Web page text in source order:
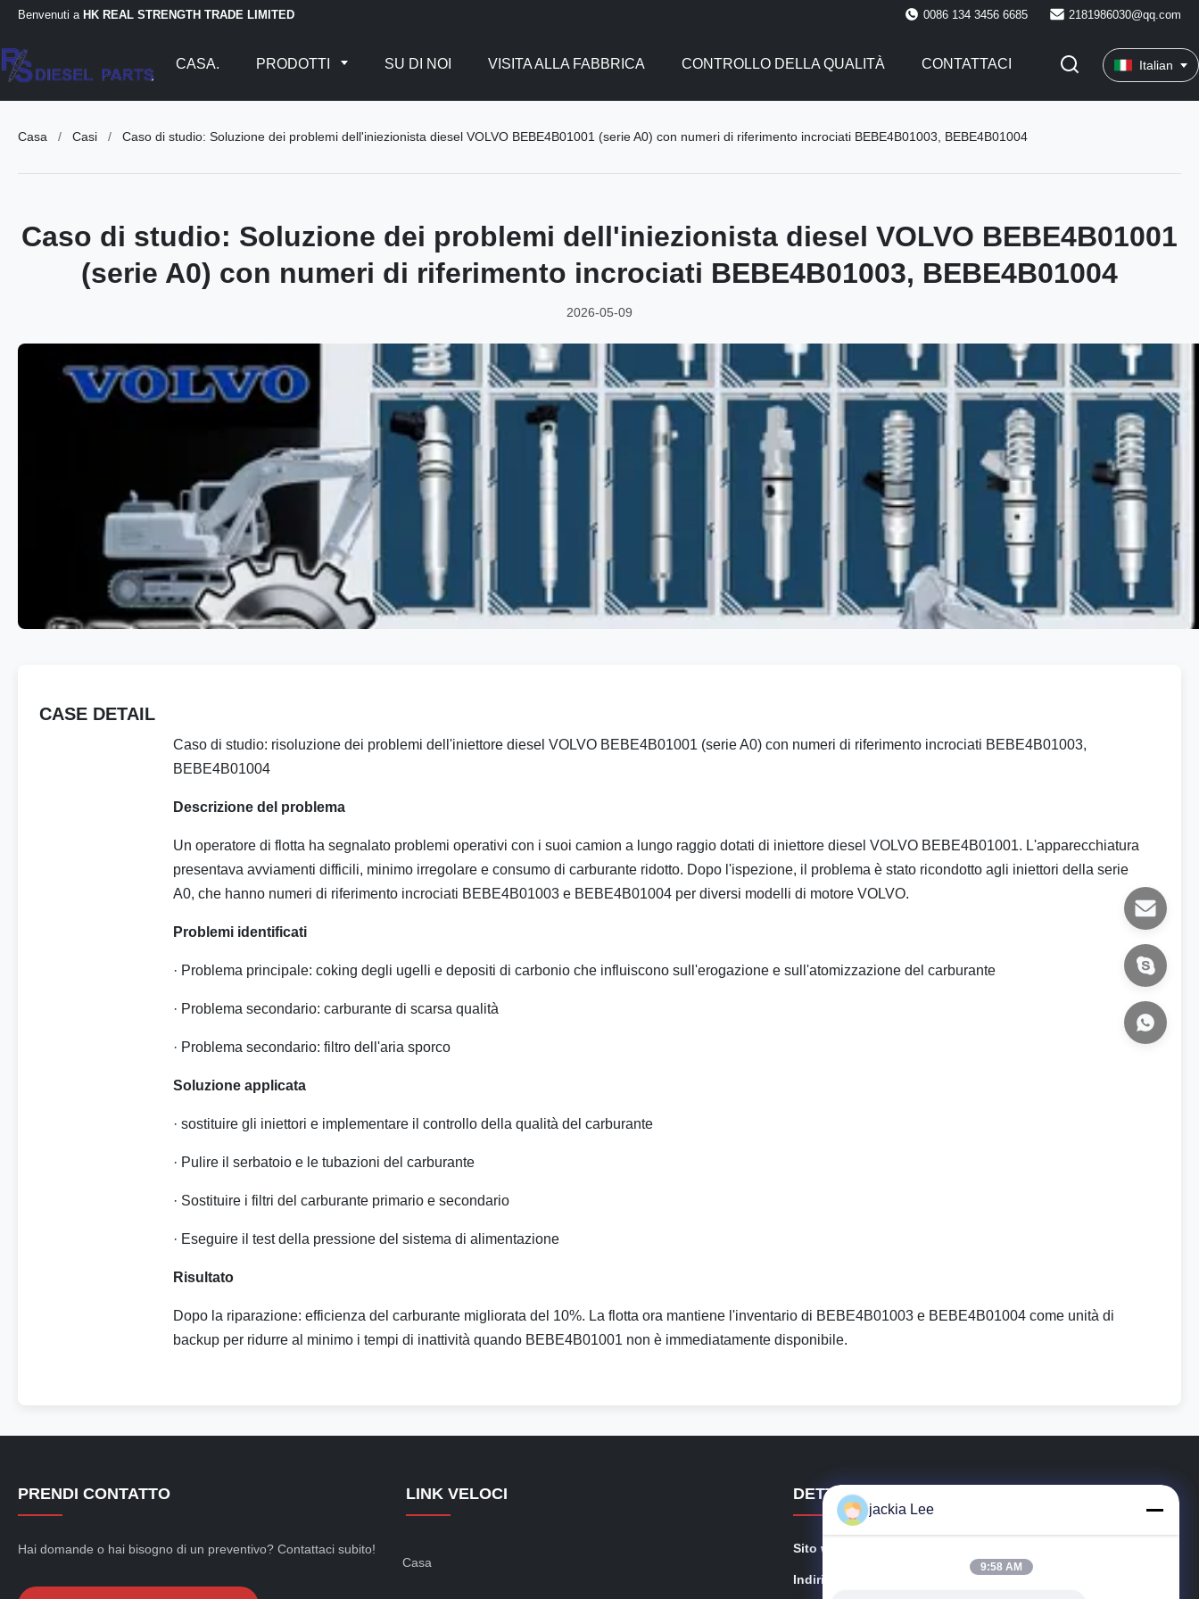
Benvenuti a HK REAL STRENGTH TRADE LIMITED 0086 134 3456 6685 2181986030@qq.com
CASA. PRODOTTI SU DI NOI VISITA ALLA FABBRICA CONTROLLO DELLA QUALITÀ CONTATTACI Italian
Casa / Casi / Caso di studio: Soluzione dei problemi dell'iniezionista diesel VOLVO BEBE4B01001 (serie A0) con numeri di riferimento incrociati BEBE4B01003, BEBE4B01004
Caso di studio: Soluzione dei problemi dell'iniezionista diesel VOLVO BEBE4B01001
(serie A0) con numeri di riferimento incrociati BEBE4B01003, BEBE4B01004
2026-05-09
CASE DETAIL
Caso di studio: risoluzione dei problemi dell'iniettore diesel VOLVO BEBE4B01001 (serie A0) con numeri di riferimento incrociati BEBE4B01003,
BEBE4B01004
Descrizione del problema
Un operatore di flotta ha segnalato problemi operativi con i suoi camion a lungo raggio dotati di iniettore diesel VOLVO BEBE4B01001. L'apparecchiatura
presentava avviamenti difficili, minimo irregolare e consumo di carburante ridotto. Dopo l'ispezione, il problema è stato ricondotto agli iniettori della serie
A0, che hanno numeri di riferimento incrociati BEBE4B01003 e BEBE4B01004 per diversi modelli di motore VOLVO.
Problemi identificati
· Problema principale: coking degli ugelli e depositi di carbonio che influiscono sull'erogazione e sull'atomizzazione del carburante
· Problema secondario: carburante di scarsa qualità
· Problema secondario: filtro dell'aria sporco
Soluzione applicata
· sostituire gli iniettori e implementare il controllo della qualità del carburante
· Pulire il serbatoio e le tubazioni del carburante
· Sostituire i filtri del carburante primario e secondario
· Eseguire il test della pressione del sistema di alimentazione
Risultato
Dopo la riparazione: efficienza del carburante migliorata del 10%. La flotta ora mantiene l'inventario di BEBE4B01003 e BEBE4B01004 come unità di
backup per ridurre al minimo i tempi di inattività quando BEBE4B01001 non è immediatamente disponibile.
PRENDI CONTATTO
Hai domande o hai bisogno di un preventivo? Contattaci subito!
LINK VELOCI
Casa
DETTAGLI DI CONTATTO
Sito web:
Indirizzo::
B5 PIANO, 1 F., EQUIPAGGIANTE la COSTRUZIONE
jackia Lee
9:58 AM